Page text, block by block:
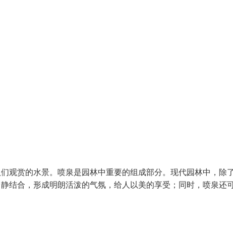
观赏的水景。喷泉是园林中重要的组成部分。现代园林中，除
结合，形成明朗活泼的气氛，给人以美的享受；同时，喷泉还